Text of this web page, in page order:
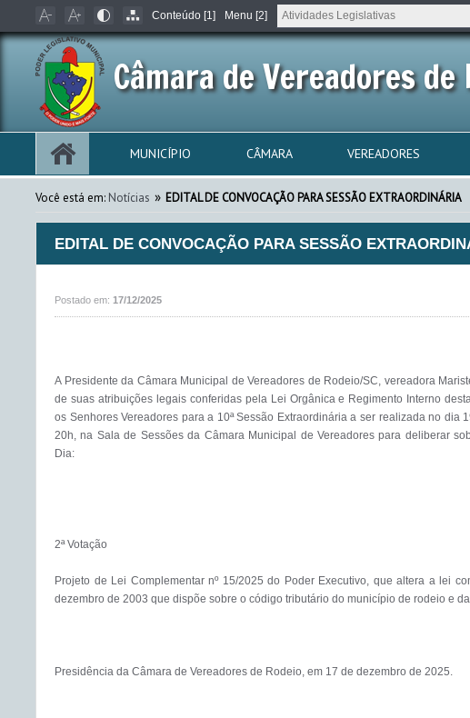
Conteúdo [1] Menu [2]
Câmara de Vereadores de
MUNICÍPIO CÂMARA VEREADORES
Você está em: Notícias » EDITAL DE CONVOCAÇÃO PARA SESSÃO EXTRAORDINÁRIA
EDITAL DE CONVOCAÇÃO PARA SESSÃO
Postado em: 17/12/2025
A Presidente da Câmara Municipal de Vereadores de Rodeio/SC, vereadora
de suas atribuições legais conferidas pela Lei Orgânica e Regimento Interno
os Senhores Vereadores para a 10ª Sessão Extraordinária a ser realizada no dia
20h, na Sala de Sessões da Câmara Municipal de Vereadores para deliberar
Dia:
2ª Votação
Projeto de Lei Complementar nº 15/2025 do Poder Executivo, que altera a lei
dezembro de 2003 que dispõe sobre o código tributário do município de rodeio e
Presidência da Câmara de Vereadores de Rodeio, em 17 de dezembro de 2025.